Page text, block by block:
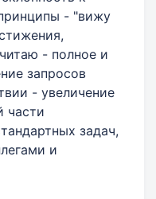
- "вижу
- полное и
запросов
- увеличение
части
задач,
и